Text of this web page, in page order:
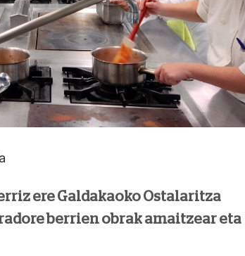
ere Galdakaoko Ostalaritza
berrien obrak amaitzear eta